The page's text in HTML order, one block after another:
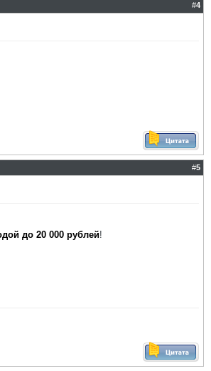
#4
#5
до 20 000 рублей!